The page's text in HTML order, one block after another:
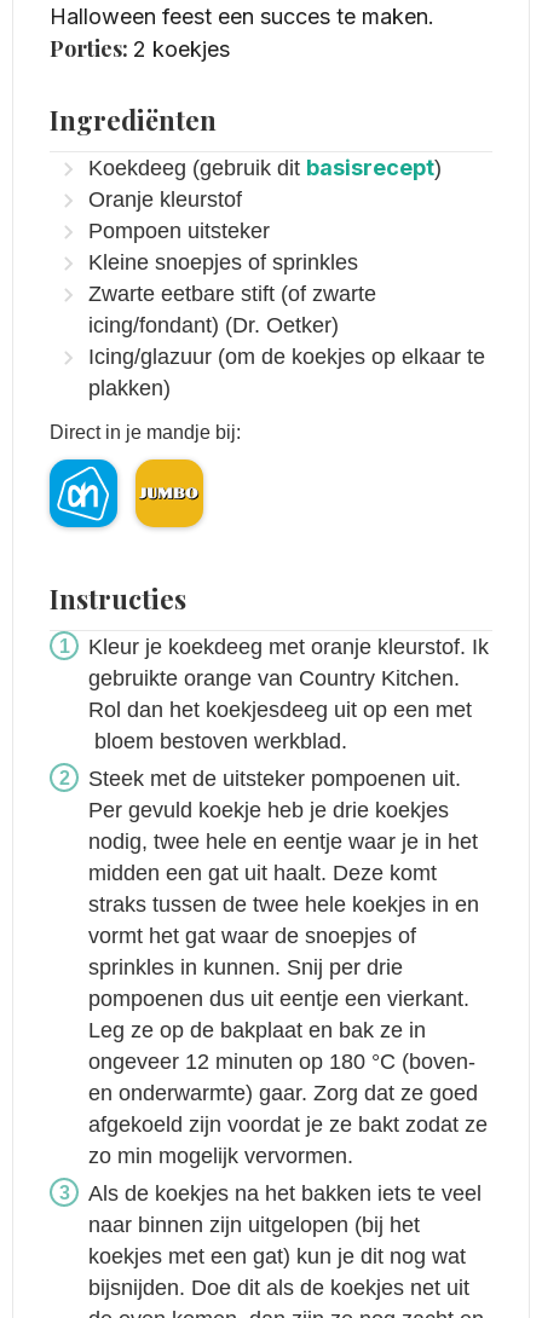
Halloween feest een succes te maken.
Porties: 2 koekjes
Ingrediënten
Koekdeeg (gebruik dit basisrecept)
Oranje kleurstof
Pompoen uitsteker
Kleine snoepjes of sprinkles
Zwarte eetbare stift (of zwarte
icing/fondant) (Dr. Oetker)
Icing/glazuur (om de koekjes op elkaar te
plakken)
Direct in je mandje bij:
Instructies
Kleur je koekdeeg met oranje kleurstof. Ik
gebruikte orange van Country Kitchen.
Rol dan het koekjesdeeg uit op een met
bloem bestoven werkblad.
Steek met de uitsteker pompoenen uit.
Per gevuld koekje heb je drie koekjes
nodig, twee hele en eentje waar je in het
midden een gat uit haalt. Deze komt
straks tussen de twee hele koekjes in en
vormt het gat waar de snoepjes of
sprinkles in kunnen. Snij per drie
pompoenen dus uit eentje een vierkant.
Leg ze op de bakplaat en bak ze in
ongeveer 12 minuten op 180 °C (boven-
en onderwarmte) gaar. Zorg dat ze goed
afgekoeld zijn voordat je ze bakt zodat ze
zo min mogelijk vervormen.
Als de koekjes na het bakken iets te veel
naar binnen zijn uitgelopen (bij het
koekjes met een gat) kun je dit nog wat
bijsnijden. Doe dit als de koekjes net uit